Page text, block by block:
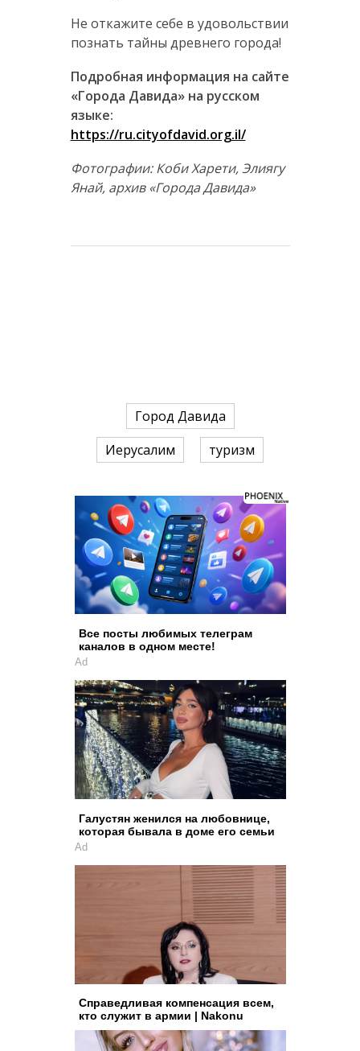
Не откажите себе в удовольствии
познать тайны древнего города!
Подробная информация на сайте
«Города Давида» на русском
языке:
https://ru.cityofdavid.org.il/
Фотографии: Коби Харети, Элиягу
Янай, архив «Города Давида»
Город Давида
Иерусалим
туризм
Все посты любимых телеграм
каналов в одном месте!
Ad
Галустян женился на любовнице,
которая бывала в доме его семьи
Ad
Справедливая компенсация всем,
кто служит в армии | Nakonu